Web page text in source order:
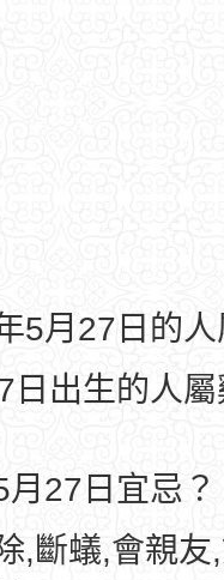
5月27日的
日出生的人
27日宜忌？
,斷蟻,會親友